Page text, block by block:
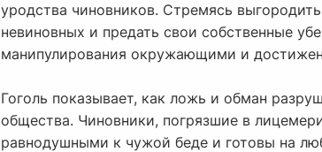
уродства чиновников. Стремясь
невиновных и предать свои собственные
манипулирования окружающими и
Гоголь показывает, как ложь и обман
общества. Чиновники, погрязшие в
равнодушными к чужой беде и готовы на